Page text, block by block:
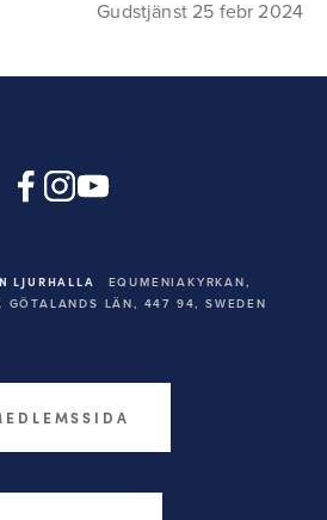
Gudstjänst 25 febr 2024
LJURHALLA
EQUMENIAKYRKAN,
GÖTALANDS LÄN, 447 94, SWEDEN